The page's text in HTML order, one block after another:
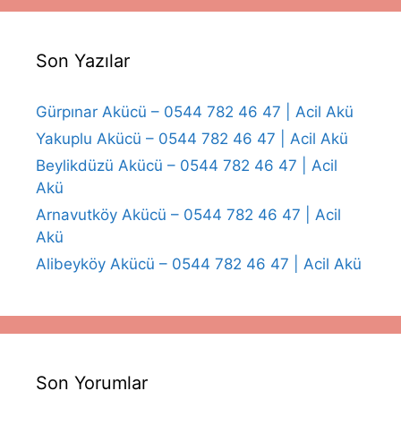
Son Yazılar
Gürpınar Akücü – 0544 782 46 47 | Acil Akü
Yakuplu Akücü – 0544 782 46 47 | Acil Akü
Beylikdüzü Akücü – 0544 782 46 47 | Acil
Akü
Arnavutköy Akücü – 0544 782 46 47 | Acil
Akü
Alibeyköy Akücü – 0544 782 46 47 | Acil Akü
Son Yorumlar